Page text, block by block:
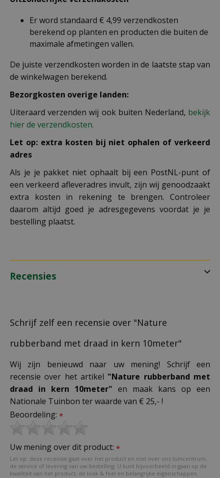
Er word standaard € 4,99 verzendkosten
berekend op planten en producten die buiten de
maximale afmetingen vallen.
De juiste verzendkosten worden in de laatste stap van
de winkelwagen berekend.
Bezorgkosten overige landen:
Uiteraard verzenden wij ook buiten Nederland, bekijk
hier de verzendkosten.
Let op: extra kosten bij niet ophalen of verkeerd
adres
Als je je pakket niet ophaalt bij een PostNL-punt of
een verkeerd afleveradres invult, zijn wij genoodzaakt
extra kosten in rekening te brengen. Controleer
daarom altijd goed je adresgegevens voordat je je
bestelling plaatst.
Recensies
Schrijf zelf een recensie over "Nature
rubberband met draad in kern 10meter"
Wij zijn benieuwd naar uw mening! Schrijf een
recensie over het artikel "Nature rubberband met
draad in kern 10meter" en maak kans op een
Nationale Tuinbon ter waarde van € 25,- !
Beoordeling: *
Uw mening over dit product: *
Let op: deze recensie gaat over het product en niet over ons tuincentrum,
de service of levering van uw bestelling. U kunt bijvoorbeeld in gaan op de
kwaliteit van het product, de look & feel en belangrijke eigenschappen.